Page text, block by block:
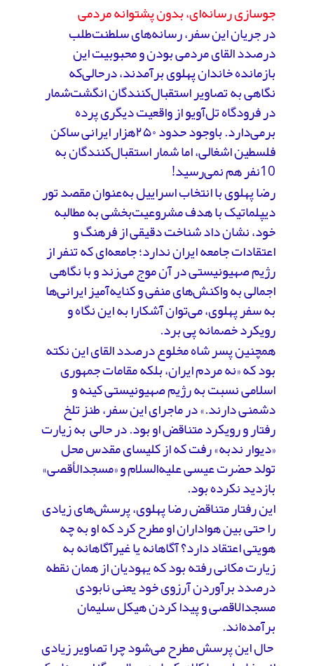
جوسازی رسانه‌ای، بدون پشتوانه مردمی
در جریان این سفر، رسانه‌های سلطنت‌طلب
درصدد القای مردمی بودن و محبوبیت این
بازمانده خاندان پهلوی برآمدند، در‌حالی‌که
نگاهی به تصاویر استقبال‌کنندگان انگشت‌شمار
در فرودگاه تل‌آویو از واقعیت دیگری پرده
برمی‌دارد. باوجود حدود ۲۵۰هزار ایرانی ساکن
فلسطین اشغالی، اما شمار استقبال‌کنندگان به
10نفر هم نمی‌رسید!
رضا پهلوی با انتخاب اسراییل به‌عنوان مقصد تور
دیپلماتیک با هدف مشروعیت‌بخشی به مطالبه
خود، نشان داد شناخت دقیقی از فرهنگ و
اعتقادات جامعه ایران ندارد؛ جامعه‌ای که تنفر از
رژیم صهیونیستی در آن موج می‌زند و با نگاهی
اجمالی به واکنش‌های منفی و کنایه‌آمیز ایرانی‌ها
به سفر پهلوی، می‌توان آشکارا به این نگاه و
رویکرد خصمانه پی برد.
همچنین پسر شاه مخلوع درصدد القای این نکته
بود که «نه مردم ایران، بلکه مقامات جمهوری
اسلامی نسبت به رژیم صهیونیستی کینه و
دشمنی دارند.» در ماجرای این سفر، طنز تلخ
رفتار و رویکرد متناقض او بود. در حالی به زیارت
«دیوار ندبه» رفت که از کلیسای مقدس محل
تولد حضرت عیسی علیه‌السلام و «مسجدالأقصی»
بازدید نکرده بود.
این رفتار متناقض رضا پهلوی، پرسش‌های زیادی
را حتی بین هواداران او مطرح کرد که او به چه
هویتی اعتقاد دارد؟ آگاهانه یا غیرآگاهانه به
زیارت مکانی رفته بود که یهودیان از همان نقطه
درصدد برآوردن آرزوی خود یعنی نابودی
مسجدالاقصی و پیدا کردن هیکل سلیمان
برآمده‌اند.
حال این پرسش مطرح می‌شود چرا تصاویر زیادی